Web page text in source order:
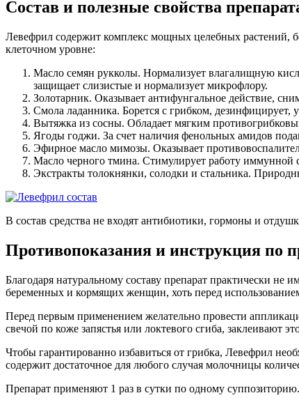
Состав и полезные свойства
Левефрил содержит комплекс мощных целебных растений,
клеточном уровне:
Масло семян рукколы. Нормализует влагалищную
защищает слизистые и нормализует микрофлору.
Золотарник. Оказывает антифунгальное действие,
Смола ладанника. Борется с грибком, дезинфицирует,
Вытяжка из сосны. Обладает мягким
Ягоды годжи. За счет наличия фенольных амидов
Эфирное масло мимозы. Оказывает
Масло черного тмина. Стимулирует работу иммунной
Экстракты толокнянки, солодки и стальника.
В состав средства не входят антибиотики, гормоны и
Противопоказания и инструкция по
Благодаря натуральному составу препарат практически
беременных и кормящих женщин, хоть перед
Перед первым применением желательно провести
свечой по коже запястья или локтевого сгиба, заклеивают
Чтобы гарантированно избавиться от грибка, Левефрил
содержит достаточное для любого случая молочницы
Препарат применяют 1 раз в сутки по одному суппозиторию.